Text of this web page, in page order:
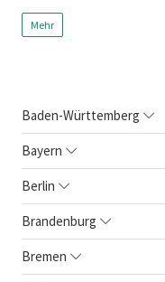
Mehr
Baden-Württemberg
Bayern
Berlin
Brandenburg
Bremen